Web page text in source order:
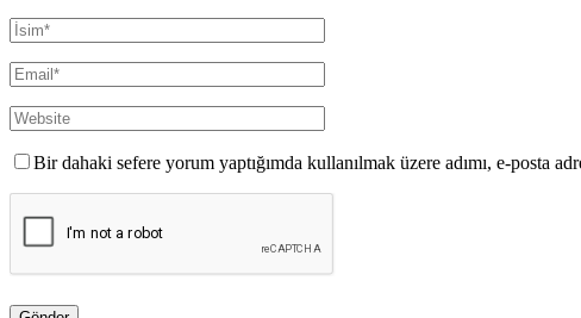
Bir dahaki sefere yorum yaptığımda kullanılmak üzere adımı, e-posta